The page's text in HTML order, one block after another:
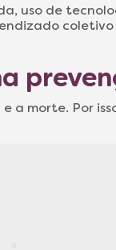
uso de
coletivo
a morte. Por